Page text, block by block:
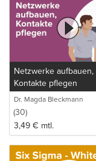
Netzwerke aufbauen,
Kontakte pflegen
Dr. Magda Bleckmann
(30)
3,49 € mtl.